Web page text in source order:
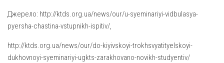
Парохії Полтавської області
Всіх Святих українського народу (м. Полтава)
Джерело: http://ktds.org.ua/news/our/u-syeminariyi-vidbulasya-
pyersha-chastina-vstupnikh-ispitiv/,
http://ktds.org.ua/news/our/do-kiyivskoyi-trokhsvyatityelskoyi-
dukhovnoyi-syeminariyi-ugkts-zarakhovano-novikh-studyentiv/